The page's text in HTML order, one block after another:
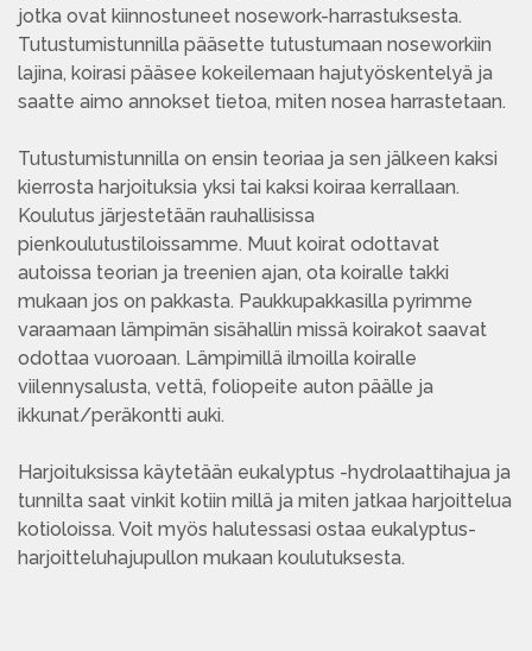
jotka ovat kiinnostuneet nosework-harrastuksesta.
Tutustumistunnilla pääsette tutustumaan noseworkiin
lajina, koirasi pääsee kokeilemaan hajutyöskentelyä ja
saatte aimo annokset tietoa, miten nosea harrastetaan.
Tutustumistunnilla on ensin teoriaa ja sen jälkeen kaksi
kierrosta harjoituksia yksi tai kaksi koiraa kerrallaan.
Koulutus järjestetään rauhallisissa
pienkoulutustiloissamme. Muut koirat odottavat
autoissa teorian ja treenien ajan, ota koiralle takki
mukaan jos on pakkasta. Paukkupakkasilla pyrimme
varaamaan lämpimän sisähallin missä koirakot saavat
odottaa vuoroaan. Lämpimillä ilmoilla koiralle
viilennysalusta, vettä, foliopeite auton päälle ja
ikkunat/peräkontti auki.
Harjoituksissa käytetään eukalyptus -hydrolaattihajua ja
tunnilta saat vinkit kotiin millä ja miten jatkaa harjoittelua
kotioloissa. Voit myös halutessasi ostaa eukalyptus-
harjoitteluhajupullon mukaan koulutuksesta.